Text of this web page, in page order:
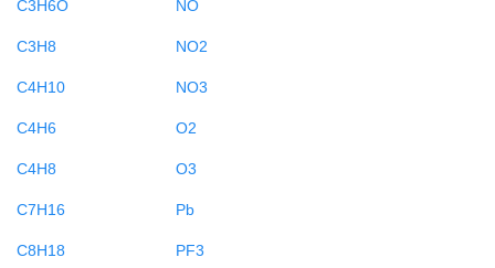
C3H8
C4H10
C4H6
C4H8
C7H16
C8H18
NO2
NO3
O2
O3
Pb
PF3